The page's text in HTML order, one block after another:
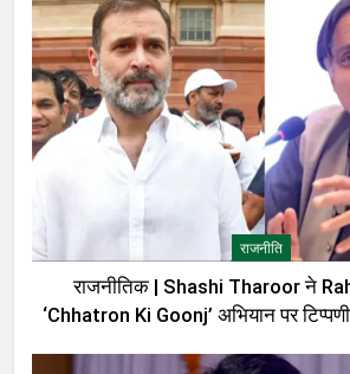
राजनीति
राजनीतिक | Shashi Tharoor ने
‘Chhatron Ki Goonj’ अभियान पर